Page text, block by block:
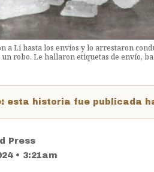
a Li hasta los envíos y lo arrestaron
robo. Le hallaron etiquetas de envío,
esta historia fue publicada
Press
• 3:21am